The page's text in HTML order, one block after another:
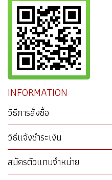
INFORMATION
วิธีการสั่งซื้อ
วิธีแจ้งชำระเงิน
สมัครตัวแทนจำหน่าย